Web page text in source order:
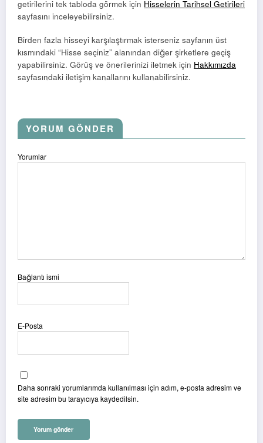
getirilerini tek tabloda görmek için Hisselerin Tarihsel Getirileri
sayfasını inceleyebilirsiniz.
Birden fazla hisseyi karşılaştırmak isterseniz sayfanın üst
kısmındaki “Hisse seçiniz” alanından diğer şirketlere geçiş
yapabilirsiniz. Görüş ve önerilerinizi iletmek için Hakkımızda
sayfasındaki iletişim kanallarını kullanabilirsiniz.
YORUM GÖNDER
Yorumlar
Bağlantı ismi
E-Posta
Daha sonraki yorumlarımda kullanılması için adım, e-posta adresim ve
site adresim bu tarayıcıya kaydedilsin.